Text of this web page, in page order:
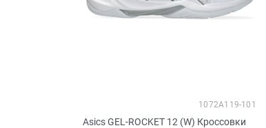
Asics GEL-ROCKET 12 (W) Кроссовки
1072A119-101